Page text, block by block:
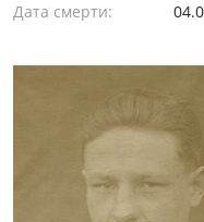
Дата смерти: